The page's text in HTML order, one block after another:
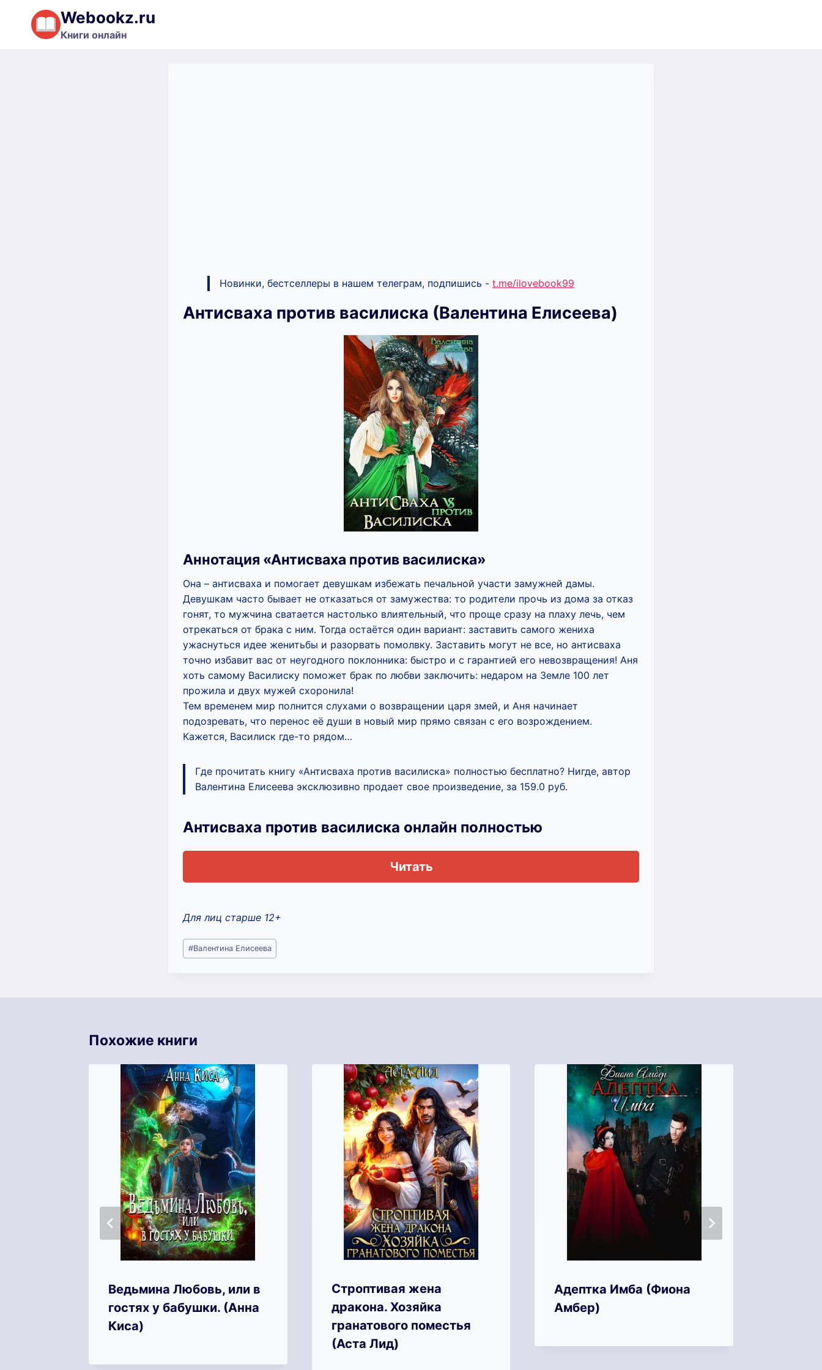
Перейти
содержимому
Webookz.ru
Книги онлайн
Новинки, бестселлеры в нашем телеграм, подпишись - t.me/ilovebook99
Антисваха против василиска (Валентина Елисеева)
Аннотация «Антисваха против василиска»
Она – антисваха и помогает девушкам избежать печальной участи замужней дамы.
Девушкам часто бывает не отказаться от замужества: то родители прочь из дома за отказ
гонят, то мужчина сватается настолько влиятельный, что проще сразу на плаху лечь, чем
отрекаться от брака с ним. Тогда остаётся один вариант: заставить самого жениха
ужаснуться идее женитьбы и разорвать помолвку. Заставить могут не все, но антисваха
точно избавит вас от неугодного поклонника: быстро и с гарантией его невозвращения! Аня
хоть самому Василиску поможет брак по любви заключить: недаром на Земле 100 лет
прожила и двух мужей схоронила!
Тем временем мир полнится слухами о возвращении царя змей, и Аня начинает
подозревать, что перенос её души в новый мир прямо связан с его возрождением.
Кажется, Василиск где-то рядом…
Где прочитать книгу «Антисваха против василиска» полностью бесплатно? Нигде, автор
Валентина Елисеева эксклюзивно продает свое произведение, за 159.0 руб.
Антисваха против василиска онлайн полностью
Читать
Для лиц старше 12+
Метки
записи:
#Валентина Елисеева
Похожие книги
Ведьмина Любовь, или в
гостях у бабушки. (Анна
Киса)
Строптивая жена
дракона. Хозяйка
гранатового поместья
(Аста Лид)
Адептка Имба (Фиона
Амбер)